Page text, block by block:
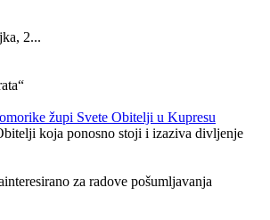
2...
župi Svete Obitelji u Kupresu
koja ponosno stoji i izaziva divljenje
za radove pošumljavanja